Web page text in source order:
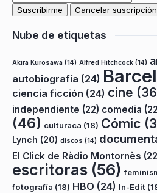
Nube de etiquetas
Akira Kurosawa (14) Alfred Hitchcock (14)
autobiografía (24)
ciencia ficción (24) cine
independiente (22) comedia
(46) culturaca (18) Cómic
Lynch (20) discos (14)
El Click de Ràdio Montornès
escritoras (56)
fotografía (18) HBO (24) In-Edit